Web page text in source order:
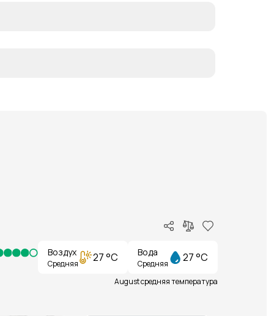
Воздух
Средняя 27 °C Вода
Средняя 27 °C
August средняя температура